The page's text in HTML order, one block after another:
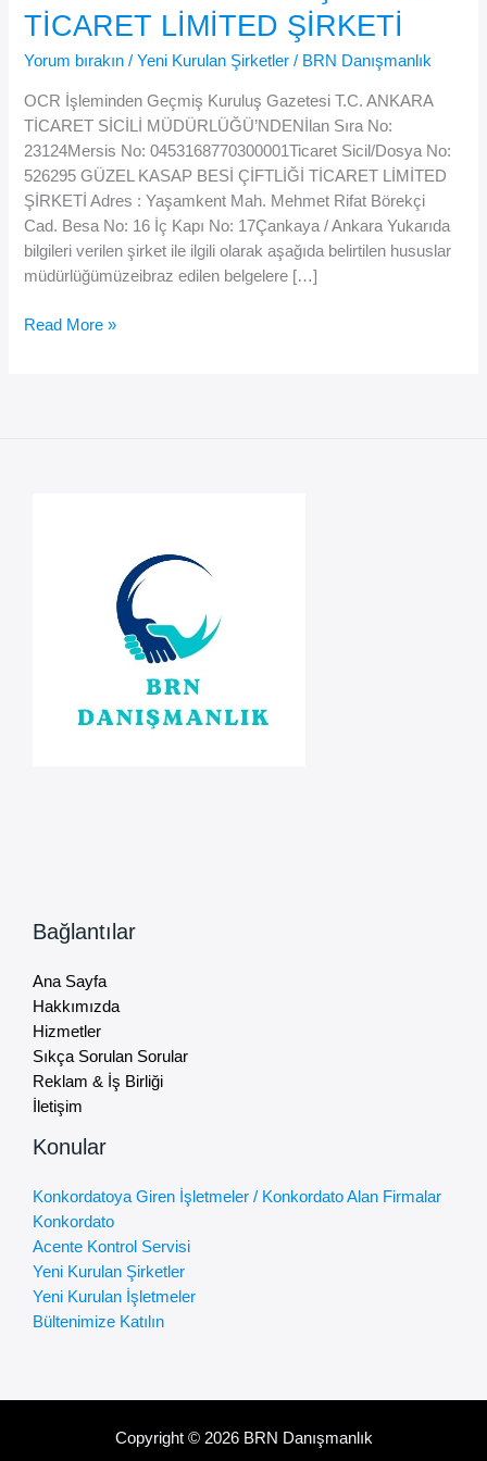
TİCARET LİMİTED ŞİRKETİ
Yorum bırakın /Yeni Kurulan Şirketler / BRN Danışmanlık
OCR İşleminden Geçmiş Kuruluş Gazetesi T.C. ANKARA
TİCARET SİCİLİ MÜDÜRLÜĞÜ’NDENİlan Sıra No:
23124Mersis No: 0453168770300001Ticaret Sicil/Dosya No:
526295 GÜZEL KASAP BESİ ÇİFTLİĞİ TİCARET LİMİTED
ŞİRKETİ Adres : Yaşamkent Mah. Mehmet Rifat Börekçi
Cad. Besa No: 16 İç Kapı No: 17Çankaya / Ankara Yukarıda
bilgileri verilen şirket ile ilgili olarak aşağıda belirtilen hususlar
müdürlüğümüzeibraz edilen belgelere […]
GÜZEL
Read More »
Bağlantılar
Ana Sayfa
Hakkımızda
Hizmetler
Sıkça Sorulan Sorular
Reklam & İş Birliği
İletişim
Konular
Konkordatoya Giren İşletmeler / Konkordato Alan Firmalar
Konkordato
Acente Kontrol Servisi
Yeni Kurulan Şirketler
Yeni Kurulan İşletmeler
Bültenimize Katılın
Copyright © 2026 BRN Danışmanlık